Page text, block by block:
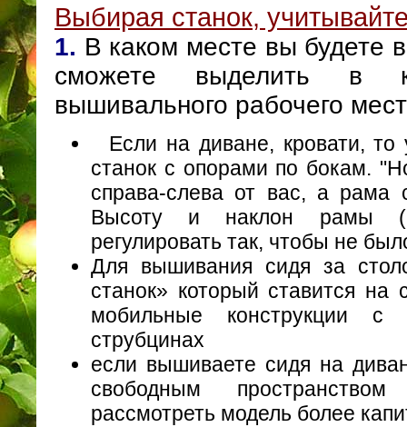
Выбирая станок,
1. В каком месте вы будете
сможете выделить в
вышивального рабочего
Если на диване, кровати, то
станок с опорами по бокам.
справа-слева от вас, а
Высоту и наклон рамы
регулировать так, чтобы не
Для вышивания сидя за
станок» который ставится
мобильные конструкции
струбцинах
если вышиваете сидя на
свободным
рассмотреть модель более